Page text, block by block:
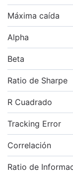
Máxima caída
Alpha
Beta
Ratio de Sharpe
R Cuadrado
Tracking Error
Correlación
Ratio de